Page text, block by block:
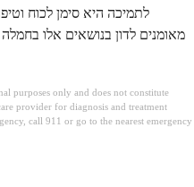
לתמיכה היא סימן לכוח
מאומנים לדון בנושאים אלו
purposes only and does not constitute
provider for diagnosis and treatment
call 911 or go to the nearest emergency